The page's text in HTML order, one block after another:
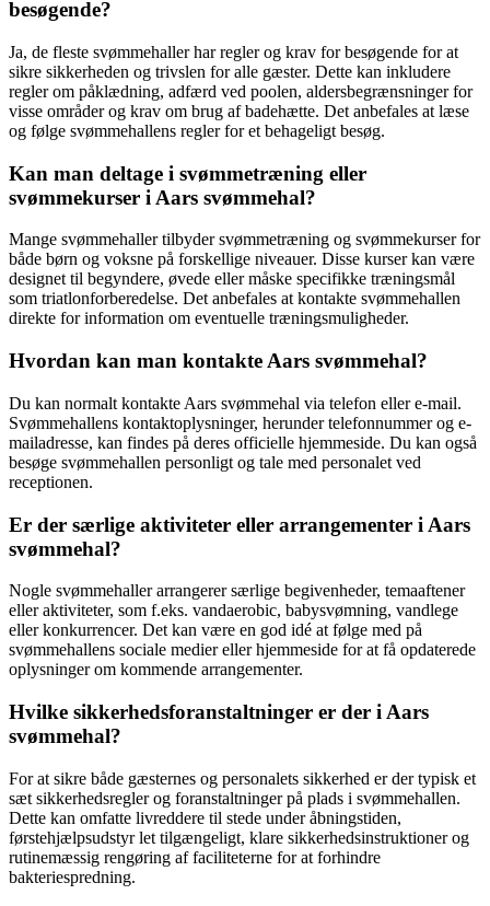
besøgende?
Ja, de fleste svømmehaller har regler og krav for besøgende for at
sikre sikkerheden og trivslen for alle gæster. Dette kan inkludere
regler om påklædning, adfærd ved poolen, aldersbegrænsninger for
visse områder og krav om brug af badehætte. Det anbefales at læse
og følge svømmehallens regler for et behageligt besøg.
Kan man deltage i svømmetræning eller
svømmekurser i Aars svømmehal?
Mange svømmehaller tilbyder svømmetræning og svømmekurser for
både børn og voksne på forskellige niveauer. Disse kurser kan være
designet til begyndere, øvede eller måske specifikke træningsmål
som triatlonforberedelse. Det anbefales at kontakte svømmehallen
direkte for information om eventuelle træningsmuligheder.
Hvordan kan man kontakte Aars svømmehal?
Du kan normalt kontakte Aars svømmehal via telefon eller e-mail.
Svømmehallens kontaktoplysninger, herunder telefonnummer og e-
mailadresse, kan findes på deres officielle hjemmeside. Du kan også
besøge svømmehallen personligt og tale med personalet ved
receptionen.
Er der særlige aktiviteter eller arrangementer i Aars
svømmehal?
Nogle svømmehaller arrangerer særlige begivenheder, temaaftener
eller aktiviteter, som f.eks. vandaerobic, babysvømning, vandlege
eller konkurrencer. Det kan være en god idé at følge med på
svømmehallens sociale medier eller hjemmeside for at få opdaterede
oplysninger om kommende arrangementer.
Hvilke sikkerhedsforanstaltninger er der i Aars
svømmehal?
For at sikre både gæsternes og personalets sikkerhed er der typisk et
sæt sikkerhedsregler og foranstaltninger på plads i svømmehallen.
Dette kan omfatte livreddere til stede under åbningstiden,
førstehjælpsudstyr let tilgængeligt, klare sikkerhedsinstruktioner og
rutinemæssig rengøring af faciliteterne for at forhindre
bakteriespredning.